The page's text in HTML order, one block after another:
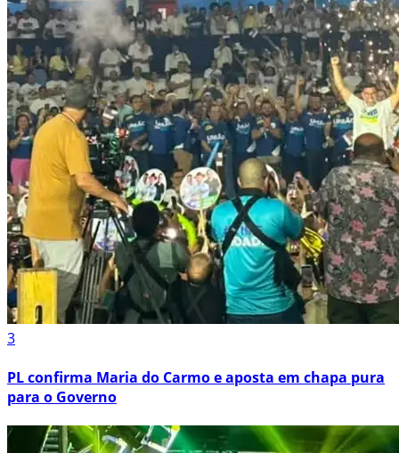
3
PL confirma Maria do Carmo e aposta em chapa pura
para o Governo